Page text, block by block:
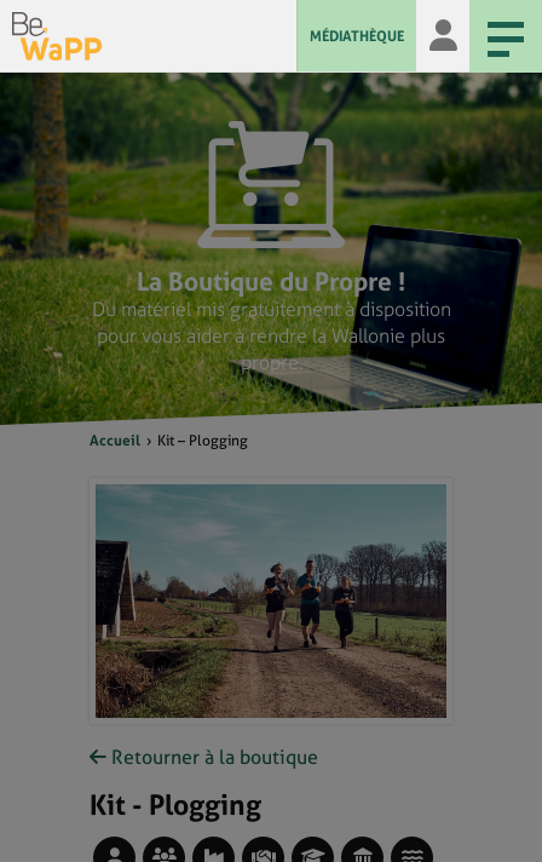
MÉDIATHÈQUE
La Boutique du Propre !
Du matériel mis gratuitement à disposition
pour vous aider à rendre la Wallonie plus
propre.
Accueil Kit – Plogging
Retourner à la boutique
Kit - Plogging